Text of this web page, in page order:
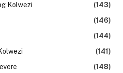
Kolwezi
(143)
(146)
(144)
(141)
(148)